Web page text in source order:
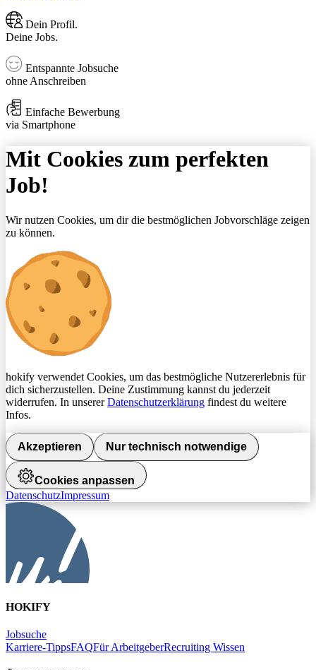
Dein Profil.
Deine Jobs.
Entspannte Jobsuche
ohne Anschreiben
Einfache Bewerbung
via Smartphone
Mit Cookies zum perfekten
Job!
Wir nutzen Cookies, um dir die bestmöglichen Jobvorschläge zeigen
zu können.
hokify verwendet Cookies, um das bestmögliche Nutzererlebnis für
dich sicherzustellen. Deine Zustimmung kannst du jederzeit
widerrufen. In unsererDatenschutzerklärung findest du weitere
Infos.
Akzeptieren Nur technisch notwendige
Cookies anpassen
DatenschutzImpressum
HOKIFY
Jobsuche
Karriere-TippsFAQFür ArbeitgeberRecruiting Wissen